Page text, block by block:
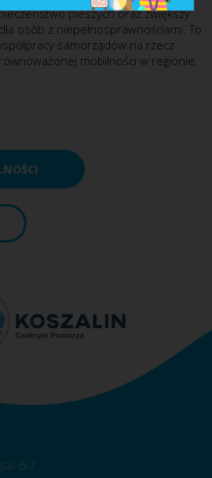
pieszych oraz zwiększy
osób z niepełnosprawnościami. To
samorządów na rzecz
mobilności w regionie.
6-7